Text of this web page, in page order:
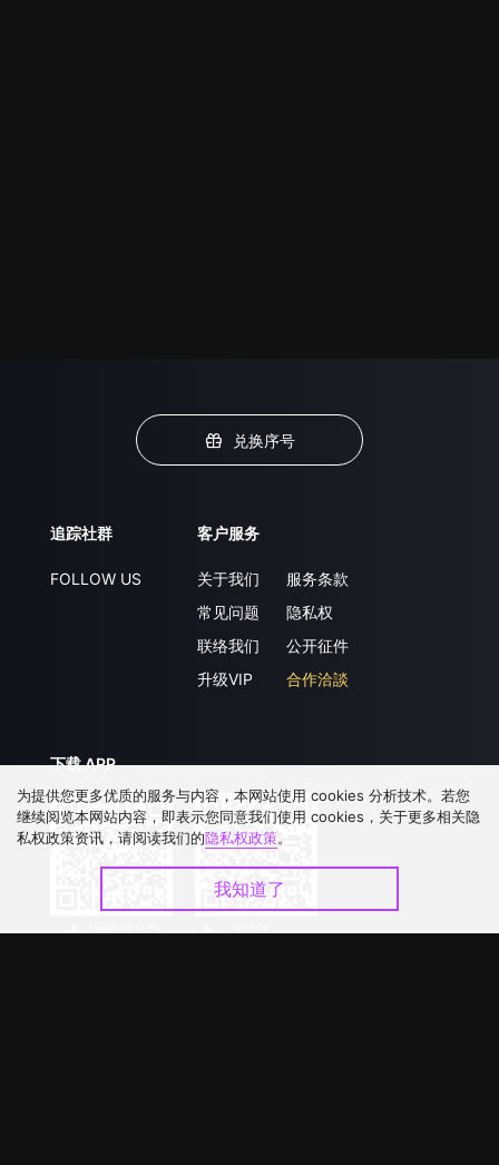
兑换序号
追踪社群
FOLLOW US
客户服务
关于我们
常见问题
联络我们
升级VIP
服务条款
隐私权
公开征件
合作洽談
下载 APP
为提供您更多优质的服务与内容，本网站使用 cookies 分析技术。若您
继续阅览本网站内容，即表示您同意我们使用 cookies，关于更多相关隐
私权政策资讯，请阅读我们的隐私权政策。
我知道了